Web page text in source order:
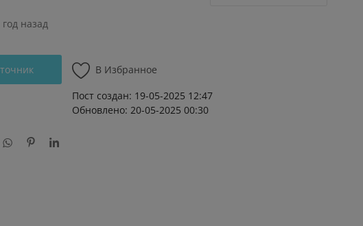
год назад
В Избранное
Пост создан: 19-05-2025 12:47
Обновлено: 20-05-2025 00:30